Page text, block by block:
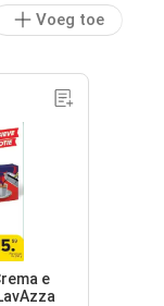
Voeg toe
e